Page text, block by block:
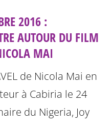
2016 :
AUTOUR DU FILM
MAI
de Nicola Mai en
à Cabiria le 24
du Nigeria, Joy